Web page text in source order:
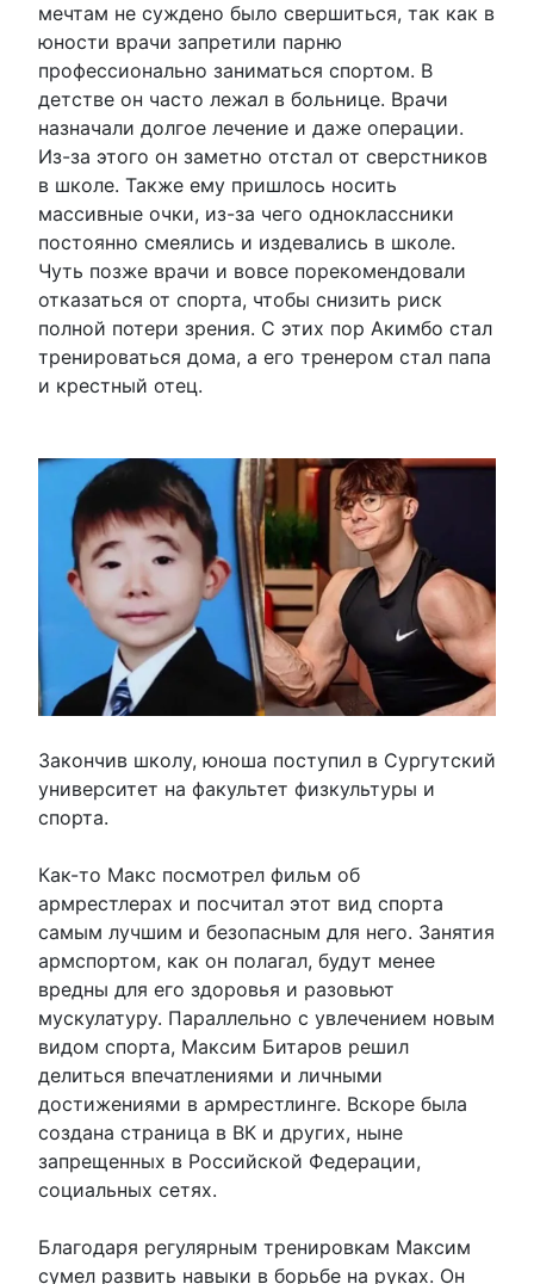
мечтам не суждено было свершиться, так как в
юности врачи запретили парню
профессионально заниматься спортом. В
детстве он часто лежал в больнице. Врачи
назначали долгое лечение и даже операции.
Из-за этого он заметно отстал от сверстников
в школе. Также ему пришлось носить
массивные очки, из-за чего одноклассники
постоянно смеялись и издевались в школе.
Чуть позже врачи и вовсе порекомендовали
отказаться от спорта, чтобы снизить риск
полной потери зрения. С этих пор Акимбо стал
тренироваться дома, а его тренером стал папа
и крестный отец.
Закончив школу, юноша поступил в Сургутский
университет на факультет физкультуры и
спорта.
Как-то Макс посмотрел фильм об
армрестлерах и посчитал этот вид спорта
самым лучшим и безопасным для него. Занятия
армспортом, как он полагал, будут менее
вредны для его здоровья и разовьют
мускулатуру. Параллельно с увлечением новым
видом спорта, Максим Битаров решил
делиться впечатлениями и личными
достижениями в армрестлинге. Вскоре была
создана страница в ВК и других, ныне
запрещенных в Российской Федерации,
социальных сетях.
Благодаря регулярным тренировкам Максим
сумел развить навыки в борьбе на руках. Он